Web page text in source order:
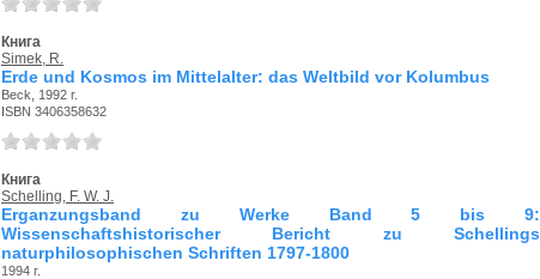
Книга
Simek, R.
Erde und Kosmos im Mittelalter: das Weltbild vor Kolumbus
Beck, 1992 г.
ISBN 3406358632
Книга
Schelling, F. W. J.
Erganzungsband zu Werke Band 5 bis 9:
Wissenschaftshistorischer Bericht zu Schellings
naturphilosophischen Schriften 1797-1800
1994 г.